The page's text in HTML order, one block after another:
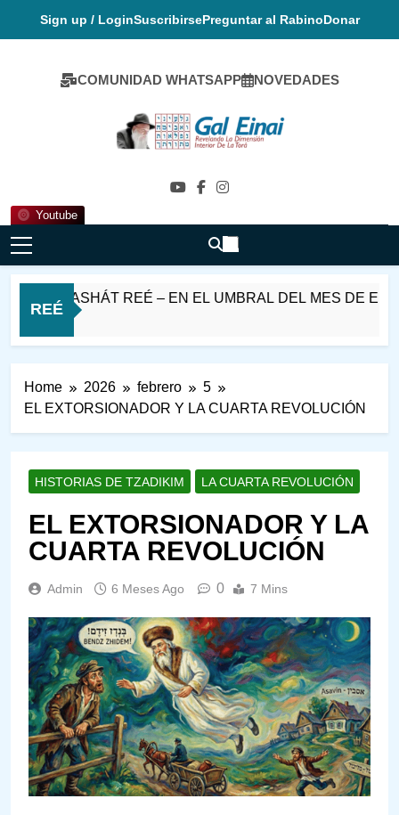
Sign up / LoginSuscribirsePreguntar al RabinoDonar
COMUNIDAD WHATSAPP NOVEDADES
Youtube
Gal Einai En
REÉ
PARASHÁT REÉ – EN EL UMBRAL DEL MES DE ELUL
Home 2026 febrero
5
EL EXTORSIONADOR Y LA CUARTA REVOLUCIÓN
HISTORIAS DE TZADIKIM LA CUARTA REVOLUCIÓN
EL EXTORSIONADOR Y LA
CUARTA REVOLUCIÓN
Admin 6 Meses Ago 0 7 Mins